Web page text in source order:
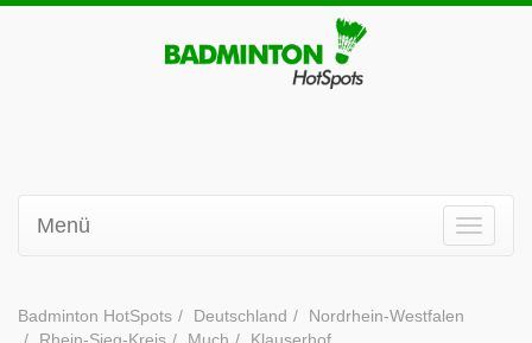
Menü
Badminton HotSpots Deutschland
Nordrhein-Westfalen